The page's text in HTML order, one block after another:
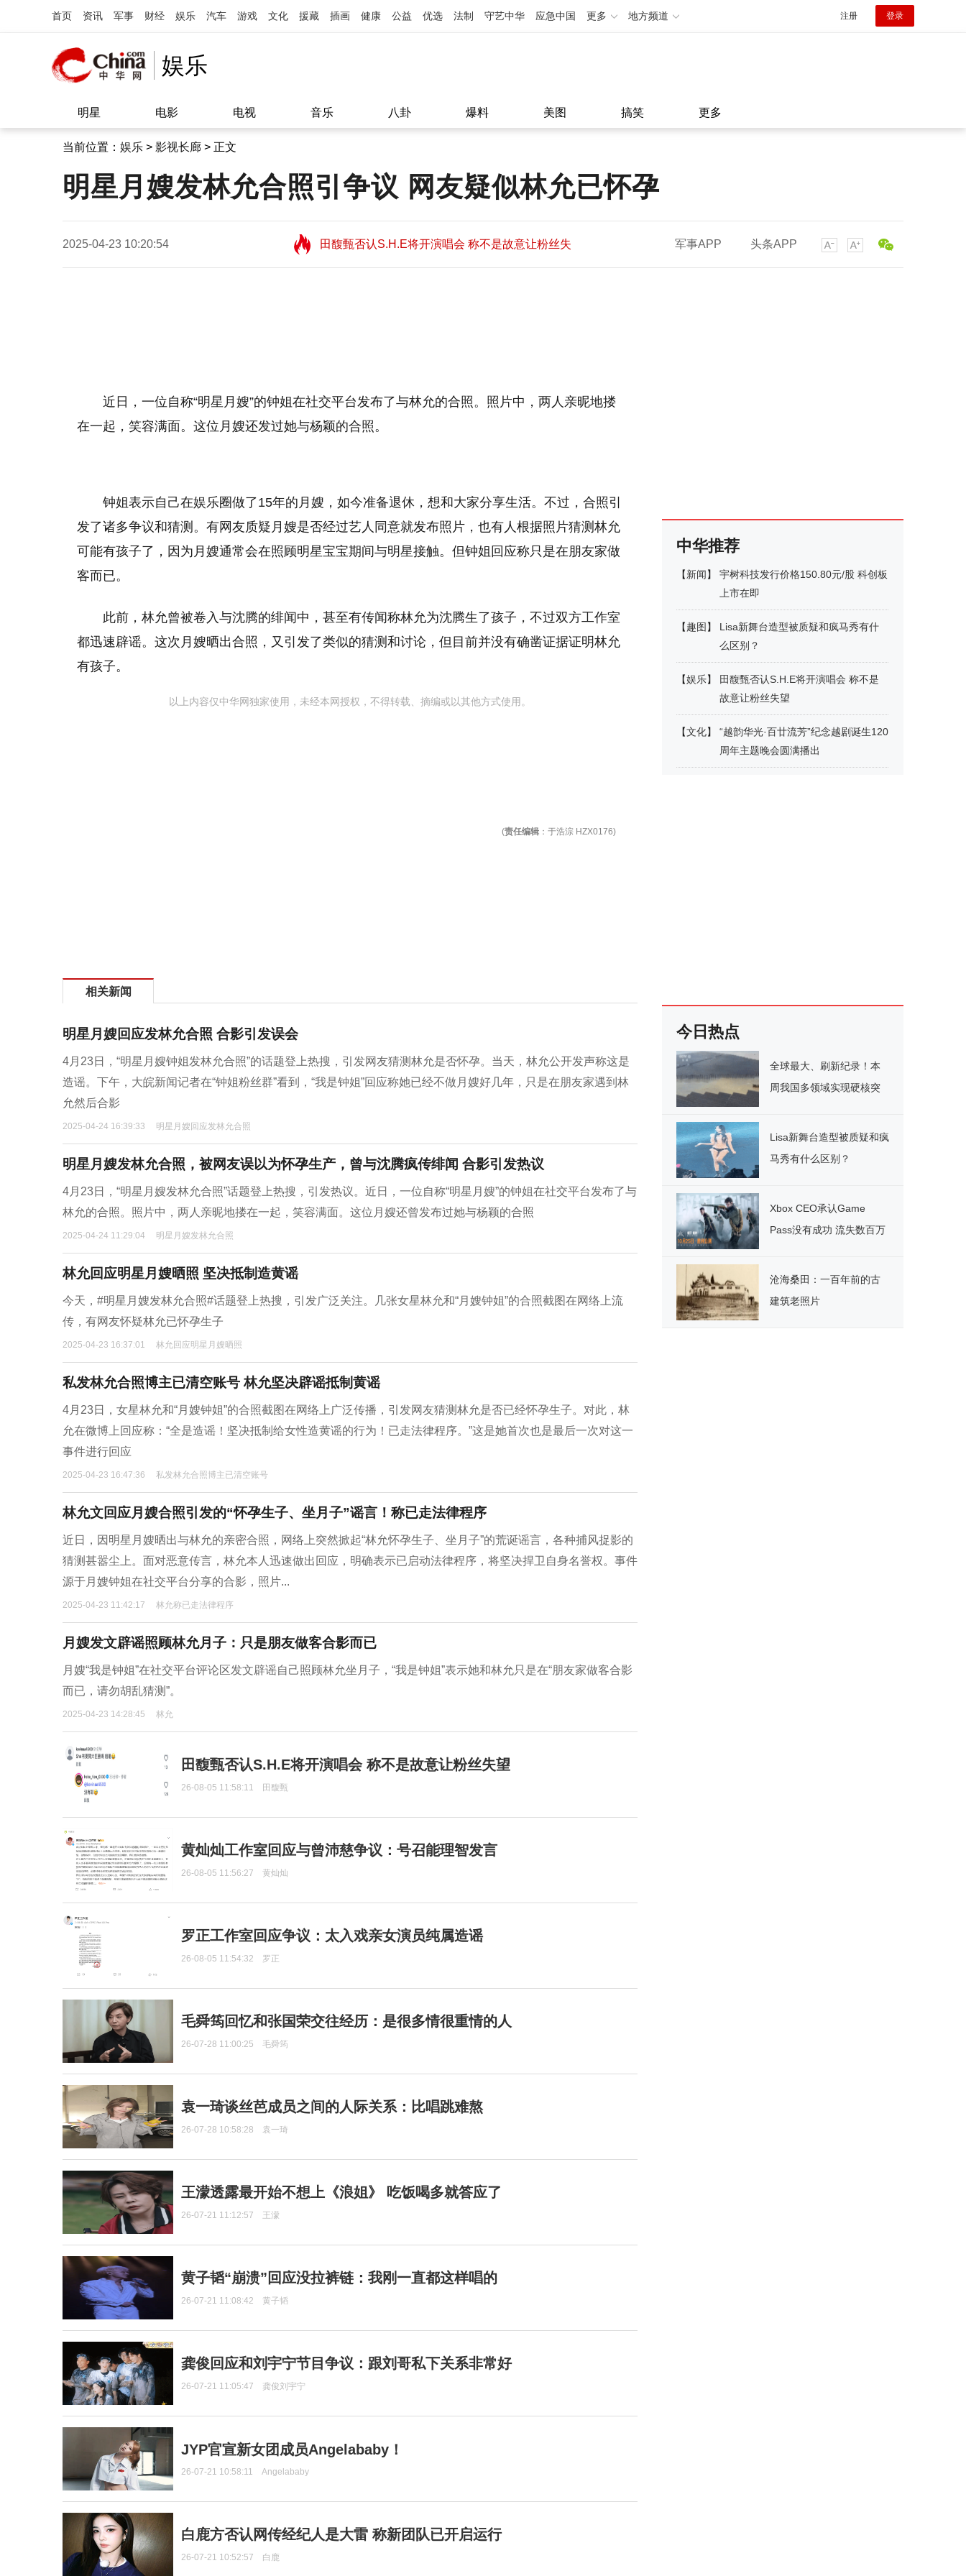
首页 资讯 军事 财经 娱乐 汽车 游戏 文化 援藏 插画 健康 公益 优选 法制 守艺中华 应急中国 更多 地方频道 注册 登录
娱乐
明星 电影 电视 音乐 八卦 爆料 美图 搞笑 更多
当前位置： 娱乐 > 影视长廊 > 正文
明星月嫂发林允合照引争议 网友疑似林允已怀孕
2025-04-23 10:20:54
田馥甄否认S.H.E将开演唱会 称不是故意让粉丝失
望11:08
田馥甄否认S.H.E将开演唱会 称不是故意让粉丝失
军事APP 头条APP
近日，一位自称“明星月嫂”的钟姐在社交平台发布了与林允的合照。照片中，两人亲昵地搂
在一起，笑容满面。这位月嫂还发过她与杨颖的合照。
钟姐表示自己在娱乐圈做了15年的月嫂，如今准备退休，想和大家分享生活。不过，合照引
发了诸多争议和猜测。有网友质疑月嫂是否经过艺人同意就发布照片，也有人根据照片猜测林允
可能有孩子了，因为月嫂通常会在照顾明星宝宝期间与明星接触。但钟姐回应称只是在朋友家做
客而已。
此前，林允曾被卷入与沈腾的绯闻中，甚至有传闻称林允为沈腾生了孩子，不过双方工作室
都迅速辟谣。这次月嫂晒出合照，又引发了类似的猜测和讨论，但目前并没有确凿证据证明林允
有孩子。
以上内容仅中华网独家使用，未经本网授权，不得转载、摘编或以其他方式使用。
(责任编辑 ：于浩淙 HZX0176)
相关新闻
明星月嫂回应发林允合照 合影引发误会
4月23日，“明星月嫂钟姐发林允合照”的话题登上热搜，引发网友猜测林允是否怀孕。当天，林允公开发声称这是
造谣。下午，大皖新闻记者在“钟姐粉丝群”看到，“我是钟姐”回应称她已经不做月嫂好几年，只是在朋友家遇到林
允然后合影
2025-04-24 16:39:33 明星月嫂回应发林允合照
明星月嫂发林允合照，被网友误以为怀孕生产，曾与沈腾疯传绯闻 合影引发热议
4月23日，“明星月嫂发林允合照”话题登上热搜，引发热议。近日，一位自称“明星月嫂”的钟姐在社交平台发布了与
林允的合照。照片中，两人亲昵地搂在一起，笑容满面。这位月嫂还曾发布过她与杨颖的合照
2025-04-24 11:29:04 明星月嫂发林允合照
林允回应明星月嫂晒照 坚决抵制造黄谣
今天，#明星月嫂发林允合照#话题登上热搜，引发广泛关注。几张女星林允和“月嫂钟姐”的合照截图在网络上流
传，有网友怀疑林允已怀孕生子
2025-04-23 16:37:01 林允回应明星月嫂晒照
私发林允合照博主已清空账号 林允坚决辟谣抵制黄谣
4月23日，女星林允和“月嫂钟姐”的合照截图在网络上广泛传播，引发网友猜测林允是否已经怀孕生子。对此，林
允在微博上回应称：“全是造谣！坚决抵制给女性造黄谣的行为！已走法律程序。”这是她首次也是最后一次对这一
事件进行回应
2025-04-23 16:47:36 私发林允合照博主已清空账号
林允文回应月嫂合照引发的“怀孕生子、坐月子”谣言！称已走法律程序
近日，因明星月嫂晒出与林允的亲密合照，网络上突然掀起“林允怀孕生子、坐月子”的荒诞谣言，各种捕风捉影的
猜测甚嚣尘上。面对恶意传言，林允本人迅速做出回应，明确表示已启动法律程序，将坚决捍卫自身名誉权。事件
源于月嫂钟姐在社交平台分享的合影，照片...
2025-04-23 11:42:17 林允称已走法律程序
月嫂发文辟谣照顾林允月子：只是朋友做客合影而已
月嫂“我是钟姐”在社交平台评论区发文辟谣自己照顾林允坐月子，“我是钟姐”表示她和林允只是在“朋友家做客合影
而已，请勿胡乱猜测”。
2025-04-23 14:28:45 林允
田馥甄否认S.H.E将开演唱会 称不是故意让粉丝失望
26-08-05 11:58:11 田馥甄
黄灿灿工作室回应与曾沛慈争议：号召能理智发言
26-08-05 11:56:27 黄灿灿
罗正工作室回应争议：太入戏亲女演员纯属造谣
26-08-05 11:54:32 罗正
毛舜筠回忆和张国荣交往经历：是很多情很重情的人
26-07-28 11:00:25 毛舜筠
袁一琦谈丝芭成员之间的人际关系：比唱跳难熬
26-07-28 10:58:28 袁一琦
王濛透露最开始不想上《浪姐》 吃饭喝多就答应了
26-07-21 11:12:57 王濛
黄子韬“崩溃”回应没拉裤链：我刚一直都这样唱的
26-07-21 11:08:42 黄子韬
龚俊回应和刘宇宁节目争议：跟刘哥私下关系非常好
26-07-21 11:05:47 龚俊刘宇宁
JYP官宣新女团成员Angelababy！
26-07-21 10:58:11 Angelababy
白鹿方否认网传经纪人是大雷 称新团队已开启运行
26-07-21 10:52:57 白鹿
中华推荐
【新闻】
宇树科技发行价格150.80元/股 科创板
上市在即
【趣图 】
Lisa新舞台造型被质疑和疯马秀有什
么区别？
【娱乐】
田馥甄否认S.H.E将开演唱会 称不是
故意让粉丝失望
【文化】
“越韵华光·百廿流芳”纪念越剧诞生120
周年主题晚会圆满播出
今日热点
全球最大、刷新纪录！本
周我国多领域实现硬核突
Lisa新舞台造型被质疑和疯
马秀有什么区别？
Xbox CEO承认Game
Pass没有成功 流失数百万
沧海桑田：一百年前的古
建筑老照片